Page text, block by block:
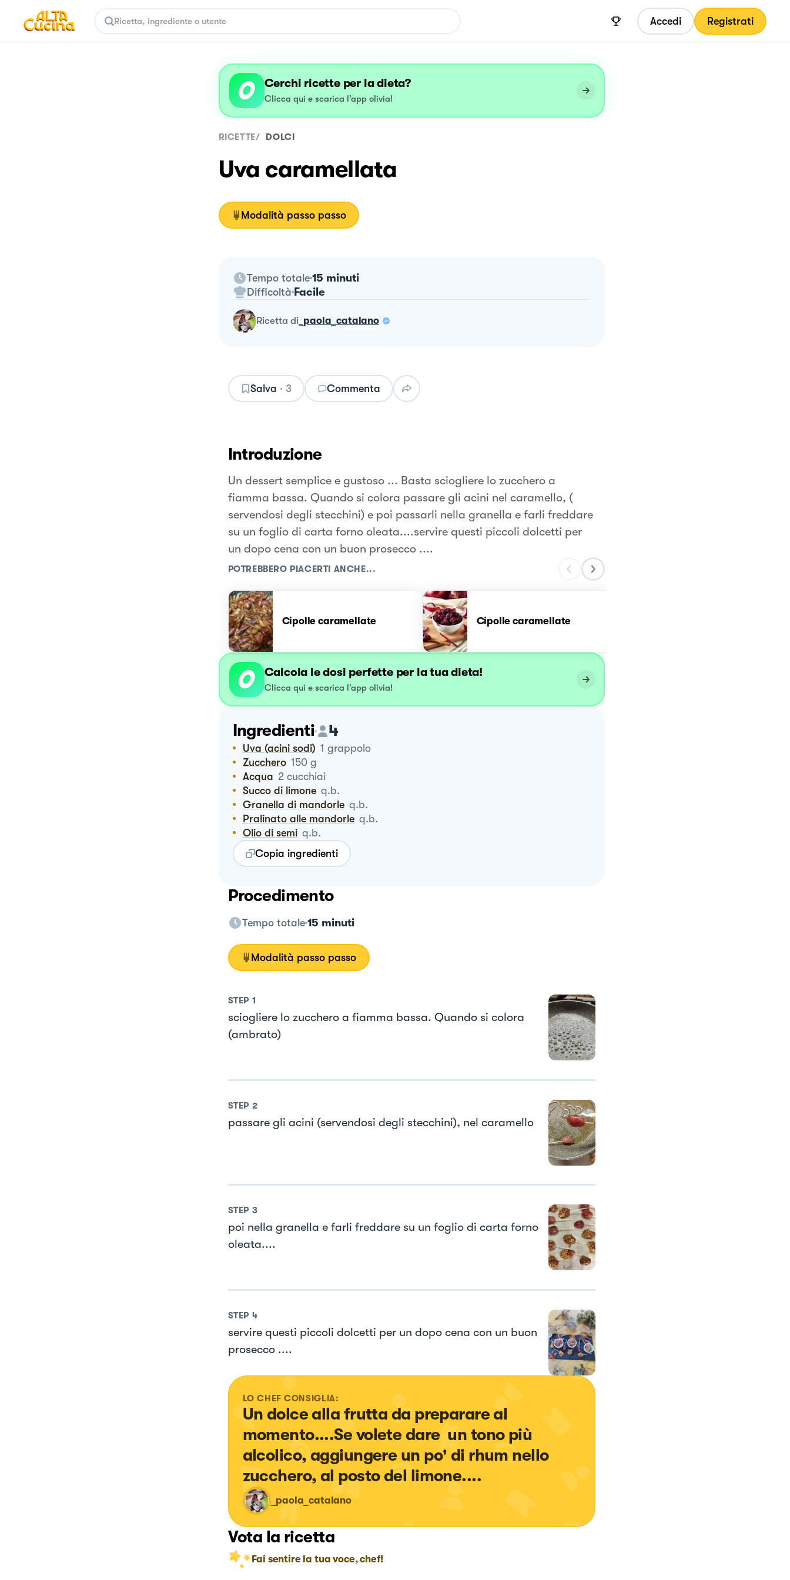
Accedi Registrati
Cerchi ricette per la dieta?
Clicca qui e scarica l’app olivia!
RICETTE/ DOLCI
Uva caramellata
Modalità passo passo
Tempo totale 15 minuti
Difficoltà Facile
ricetta di_paola_catalano
Salva · 3 Commenta
Introduzione
Un dessert semplice e gustoso ... Basta sciogliere lo zucchero a
fiamma bassa. Quando si colora passare gli acini nel caramello, (
servendosi degli stecchini) e poi passarli nella granella e farli freddare
su un foglio di carta forno oleata....servire questi piccoli dolcetti per
un dopo cena con un buon prosecco ....
POTREBBERO PIACERTI ANCHE...
Cipolle caramellate Cipolle caramellate
Calcola le dosi perfette per la tua dieta!
Clicca qui e scarica l’app olivia!
Ingredienti 4
Uva (acini sodi) 1 grappolo
Zucchero 150 g
Acqua 2 cucchiai
Succo di limone q.b.
Granella di mandorle q.b.
Pralinato alle mandorle q.b.
Olio di semi q.b.
Copia ingredienti
Procedimento
Tempo totale 15 minuti
Modalità passo passo
STEP 1
sciogliere lo zucchero a fiamma bassa. Quando si colora
(ambrato)
STEP 2
passare gli acini (servendosi degli stecchini), nel caramello
STEP 3
poi nella granella e farli freddare su un foglio di carta forno
oleata....
STEP 4
servire questi piccoli dolcetti per un dopo cena con un buon
prosecco ....
LO CHEF CONSIGLIA:
Un dolce alla frutta da preparare al
momento....Se volete dare  un tono più
alcolico, aggiungere un po' di rhum nello
zucchero, al posto del limone....
_paola_catalano
Vota la ricetta
Fai sentire la tua voce, chef!